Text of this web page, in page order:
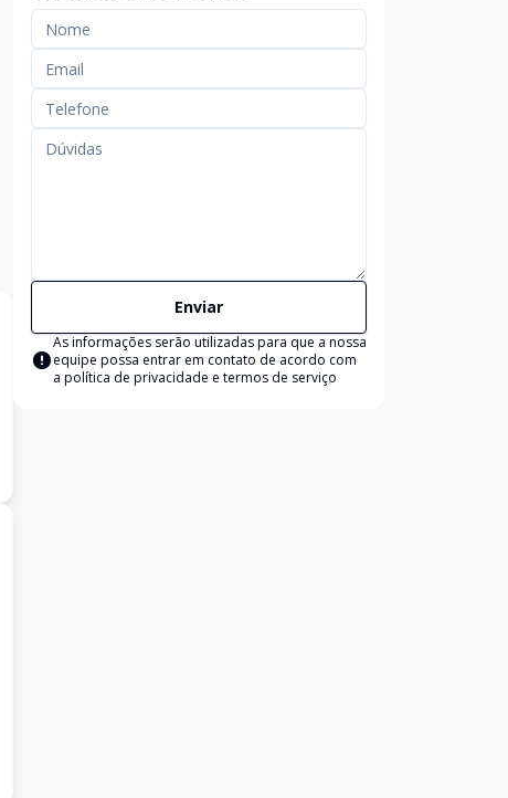
Enviar
As informações serão utilizadas para que a nossa
equipe possa entrar em contato de acordo com
a política de privacidade e termos de serviço